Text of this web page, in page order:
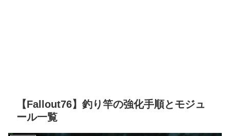
【Fallout76】釣り竿の強化手順とモジュ
ール一覧